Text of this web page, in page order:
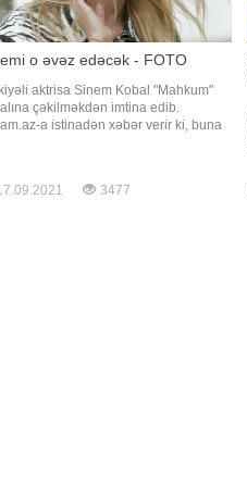
o əvəz edəcək - FOTO
aktrisa Sinem Kobal "Mahkum"
çəkilməkdən imtina edib.
a istinadən xəbər verir ki, buna
ki, serialda İsmayıl Hacıoğlu da yer
3477